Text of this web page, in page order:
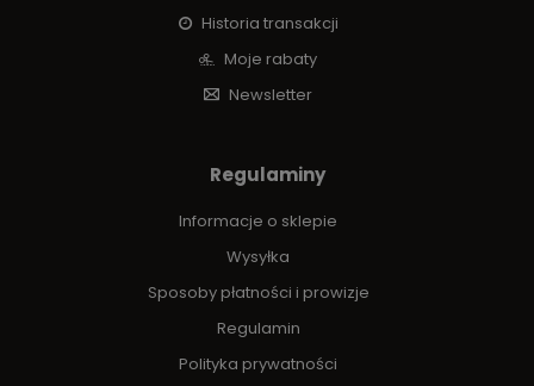
Historia transakcji
Moje rabaty
Newsletter
Regulaminy
Informacje o sklepie
Wysyłka
Sposoby płatności i prowizje
Regulamin
Polityka prywatności